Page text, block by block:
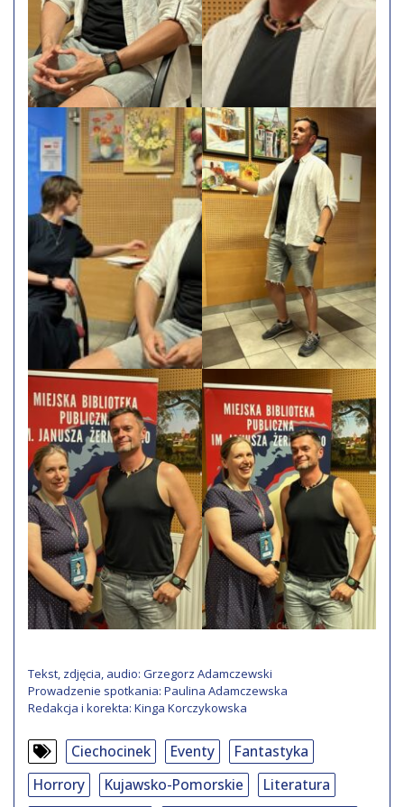
Tekst, zdjęcia, audio: Grzegorz Adamczewski
Prowadzenie spotkania: Paulina Adamczewska
Redakcja i korekta: Kinga Korczykowska
Ciechocinek Eventy
Fantastyka
Horrory
Kujawsko-Pomorskie
Literatura